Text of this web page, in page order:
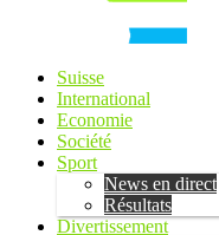
Suisse
International
Economie
Société
Sport
News en direct
Résultats
Divertissement